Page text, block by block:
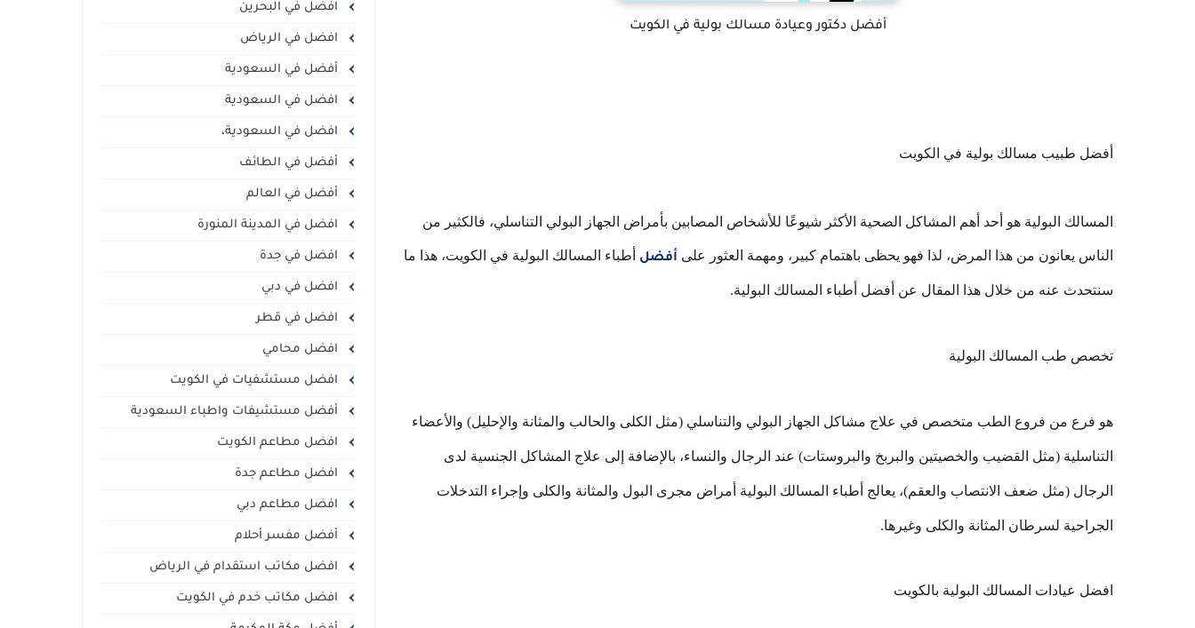
أفضل دكتور وعيادة مسالك بولية في الكويت
أفضل طبيب مسالك بولية في الكويت
المسالك البولية هو أحد أهم المشاكل الصحية الأكثر شيوعًا للأشخاص المصابين بأمراض الجهاز البولي التناسلي، فالكثير من
الناس يعانون من هذا المرض، لذا فهو يحظى باهتمام كبير، ومهمة العثور على أفضل أطباء المسالك البولية في الكويت، هذا ما
سنتحدث عنه من خلال هذا المقال عن أفضل أطباء المسالك البولية.
تخصص طب المسالك البولية
هو فرع من فروع الطب متخصص في علاج مشاكل الجهاز البولي والتناسلي (مثل الكلى والحالب والمثانة والإحليل) والأعضاء
التناسلية (مثل القضيب والخصيتين والبربخ والبروستات) عند الرجال والنساء، بالإضافة إلى علاج المشاكل الجنسية لدى
الرجال (مثل ضعف الانتصاب والعقم)، يعالج أطباء المسالك البولية أمراض مجرى البول والمثانة والكلى وإجراء التدخلات
الجراحية لسرطان المثانة والكلى وغيرها.
افضل عيادات المسالك البولية بالكويت
افضل في البحرين
افضل في الرياض
أفضل في السعودية
افضل في السعودية
افضل في السعودية،
أفضل في الطائف
أفضل في العالم
افضل في المدينة المنورة
افضل في جدة
افضل في دبي
افضل في قطر
افضل محامي
افضل مستشفيات في الكويت
أفضل مستشيفات واطباء السعودية
افضل مطاعم الكويت
افضل مطاعم جدة
افضل مطاعم دبي
أفضل مفسر أحلام
افضل مكاتب استقدام في الرياض
افضل مكاتب خدم في الكويت